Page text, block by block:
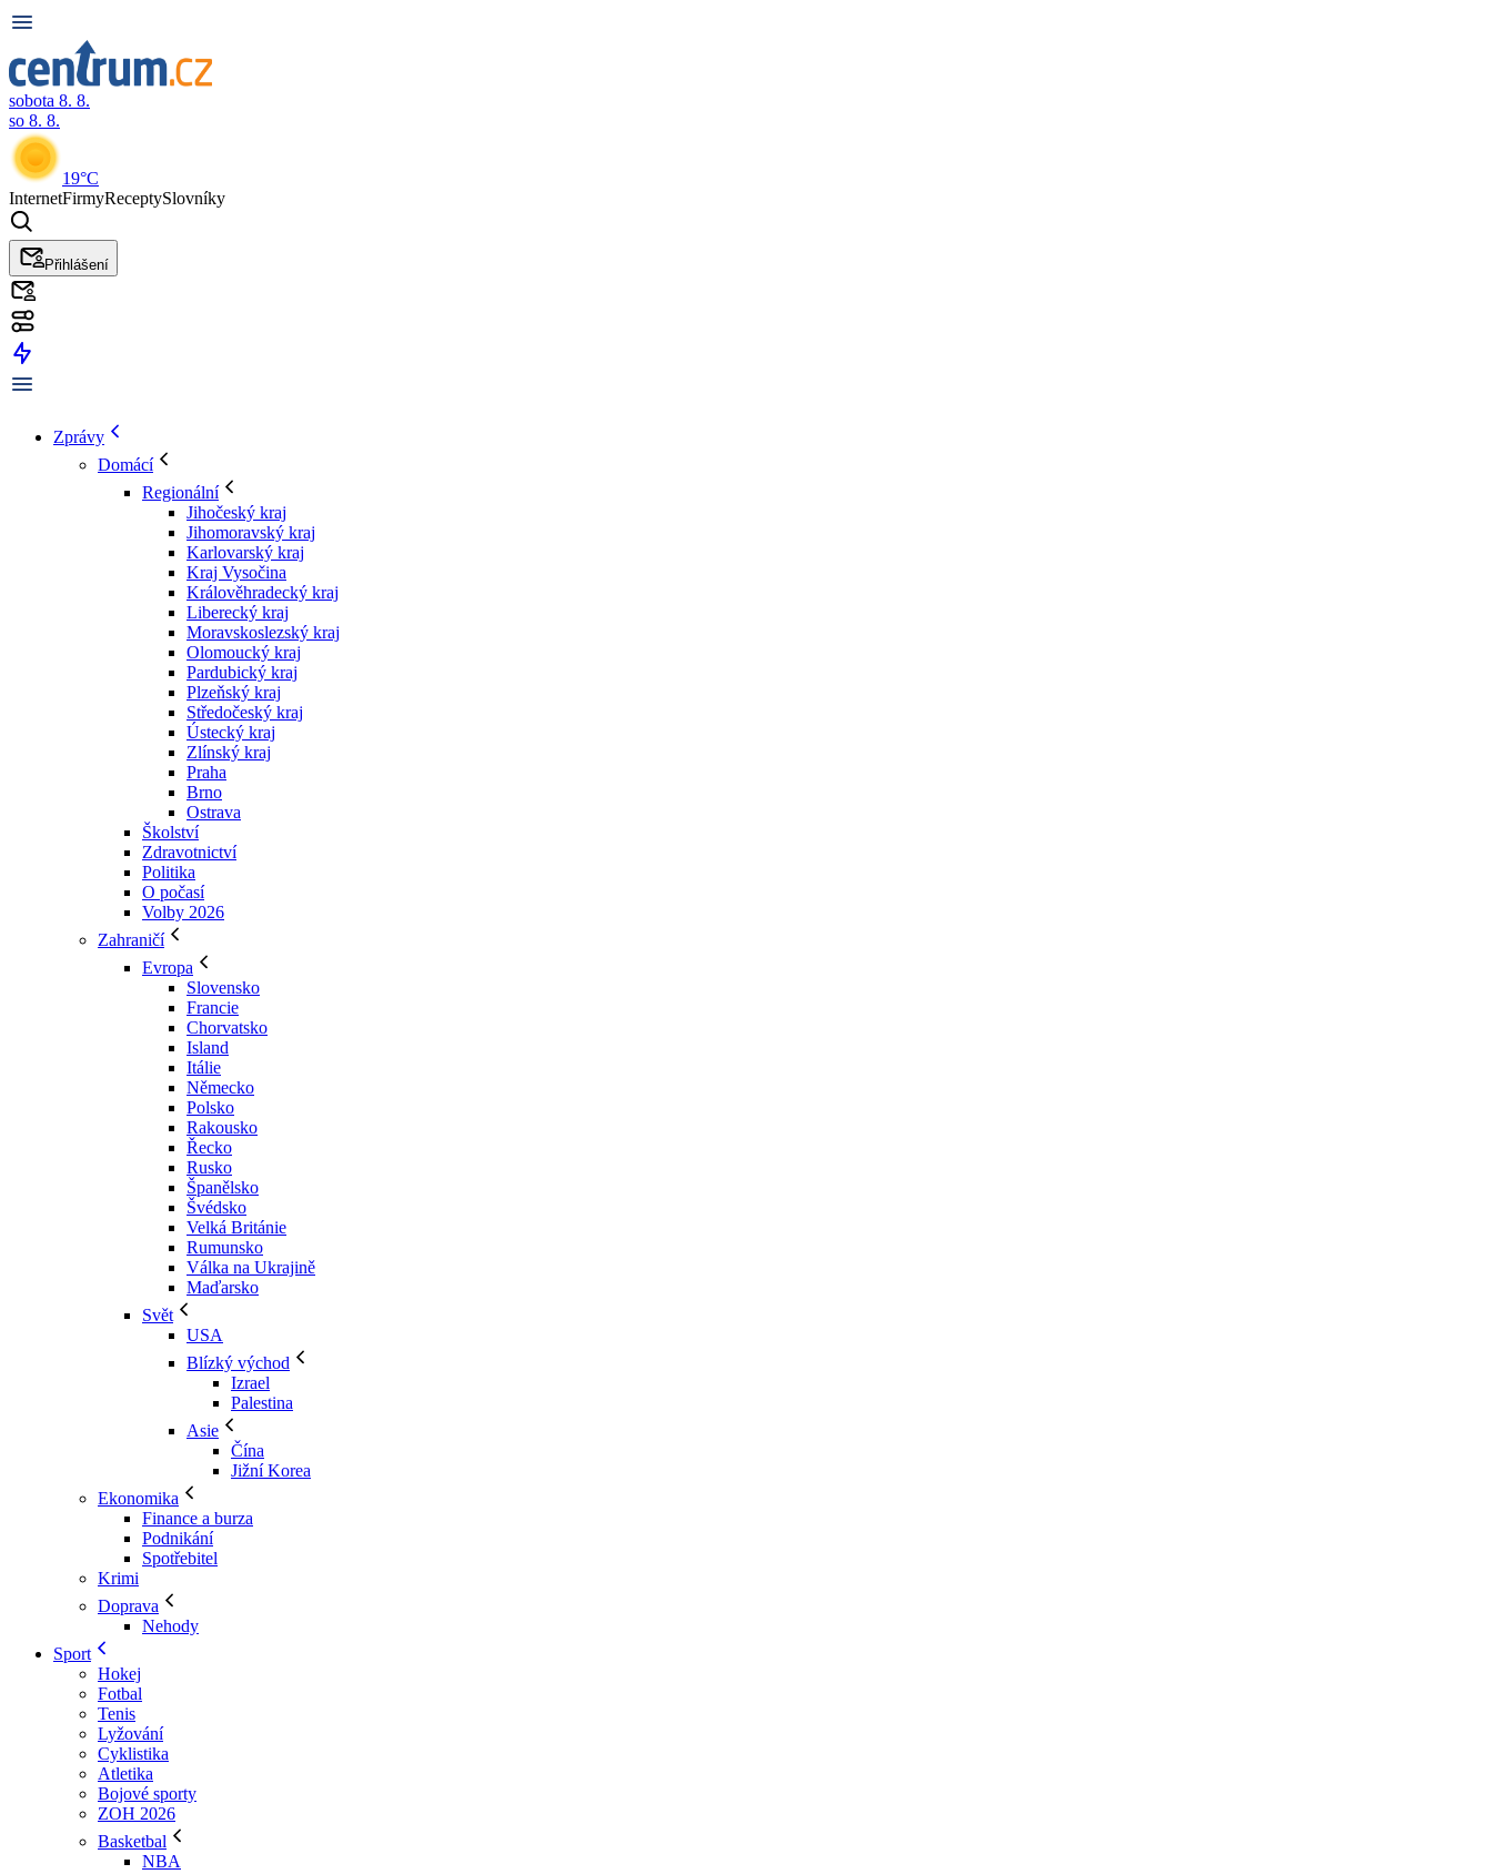
sobota 8. 8.
so 8. 8.
19°C
InternetFirmyReceptySlovníky
Přihlášení
Zprávy
Domácí
Regionální
Jihočeský kraj
Jihomoravský kraj
Karlovarský kraj
Kraj Vysočina
Králověhradecký kraj
Liberecký kraj
Moravskoslezský kraj
Olomoucký kraj
Pardubický kraj
Plzeňský kraj
Středočeský kraj
Ústecký kraj
Zlínský kraj
Praha
Brno
Ostrava
Školství
Zdravotnictví
Politika
O počasí
Volby 2026
Zahraničí
Evropa
Slovensko
Francie
Chorvatsko
Island
Itálie
Německo
Polsko
Rakousko
Řecko
Rusko
Španělsko
Švédsko
Velká Británie
Rumunsko
Válka na Ukrajině
Maďarsko
Svět
USA
Blízký východ
Izrael
Palestina
Asie
Čína
Jižní Korea
Ekonomika
Finance a burza
Podnikání
Spotřebitel
Krimi
Doprava
Nehody
Sport
Hokej
Fotbal
Tenis
Lyžování
Cyklistika
Atletika
Bojové sporty
ZOH 2026
Basketbal
NBA